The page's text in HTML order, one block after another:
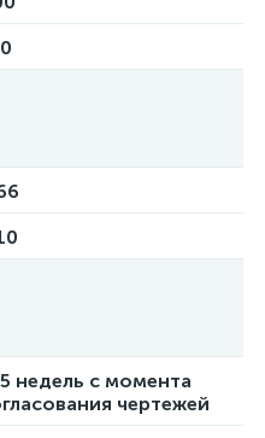
недель с момента
чертежей